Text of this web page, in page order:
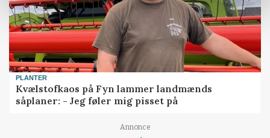
PLANTER
Kvælstofkaos på Fyn lammer landmænds
såplaner: - Jeg føler mig pisset på
Annonce